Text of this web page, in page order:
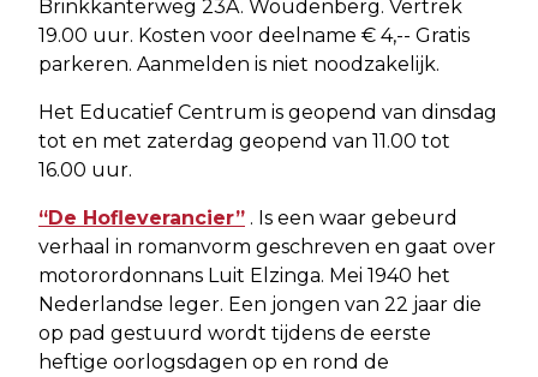
Brinkkanterweg 23A. Woudenberg. Vertrek
19.00 uur. Kosten voor deelname € 4,-- Gratis
parkeren. Aanmelden is niet noodzakelijk.
Het Educatief Centrum is geopend van dinsdag
tot en met zaterdag geopend van 11.00 tot
16.00 uur.
“De Hofleverancier” . Is een waar gebeurd
verhaal in romanvorm geschreven en gaat over
motorordonnans Luit Elzinga. Mei 1940 het
Nederlandse leger. Een jongen van 22 jaar die
op pad gestuurd wordt tijdens de eerste
heftige oorlogsdagen op en rond de